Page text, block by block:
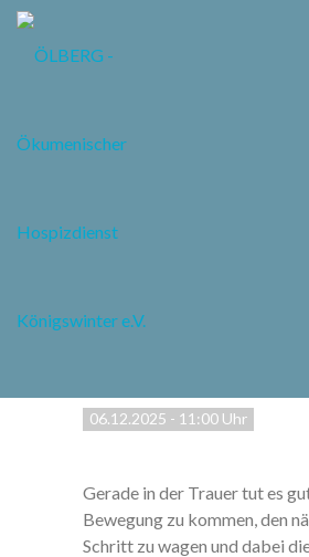
Siebengebirge für
06.12.2025 - 11:00 Uhr
Gerade in der Trauer tut es
Bewegung zu kommen, den
Schritt zu wagen und dabei